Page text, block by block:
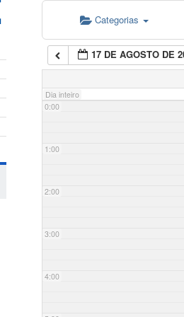
Categorias
17 DE AGOSTO DE
Dia inteiro
0:00
1:00
2:00
3:00
4:00